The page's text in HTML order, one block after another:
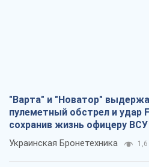
"Варта" и "Новатор"
пулеметный обстрел и удар
сохранив жизнь офицеру ВСУ
Украинская Бронетехника 1,6